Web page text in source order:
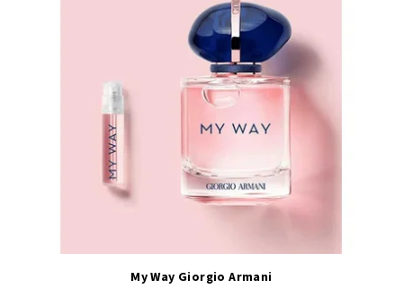
My Way Giorgio Armani